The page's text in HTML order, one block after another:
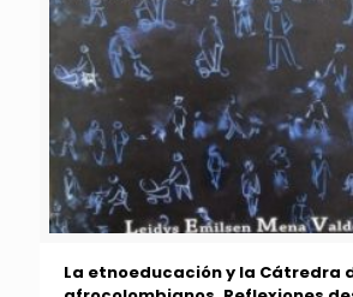
La etnoeducación y la Cátredra